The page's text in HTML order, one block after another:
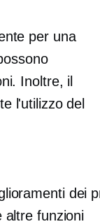
per una
Inoltre, il
l'utilizzo del
dei
altre funzioni